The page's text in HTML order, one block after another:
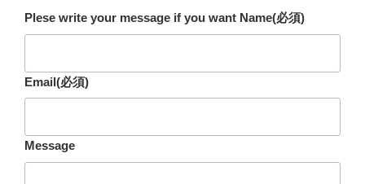
Plese write your message if you want Name(必須)
Email(必須)
Message